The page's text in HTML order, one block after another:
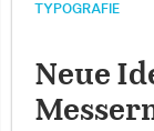
TYPOGRAFIE
Neue